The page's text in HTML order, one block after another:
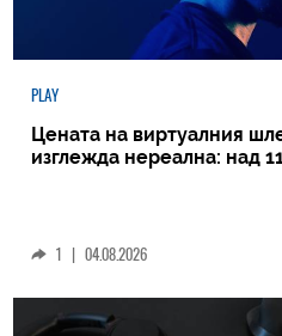
PLAY
Цената на виртуалния
изглежда нереална: над
1 | 04.08.2026